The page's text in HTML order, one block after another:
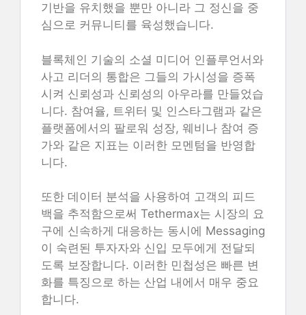
기반을 유치했을 뿐만 아니라 그 정신을 중
심으로 커뮤니티를 육성했습니다.
블록체인 기술의 소셜 미디어 인플루언서와
사고 리더의 통합은 그들의 가시성을 증폭
시켜 신뢰성과 신뢰성의 아우라를 만들었습
니다. 참여율, 트위터 및 인스타그램과 같은
플랫폼에서의 팔로워 성장, 웨비나 참여 증
가와 같은 지표는 이러한 모멘텀을 반영합
니다.
또한 데이터 분석을 사용하여 고객의 피드
백을 추적함으로써 Tethermax는 시장의 요
구에 신속하게 대응하는 동시에 Messaging
이 숙련된 투자자와 신입 모두에게 전달되
도록 보장합니다. 이러한 민첩성은 빠른 변
화를 특징으로 하는 산업 내에서 매우 중요
합니다.